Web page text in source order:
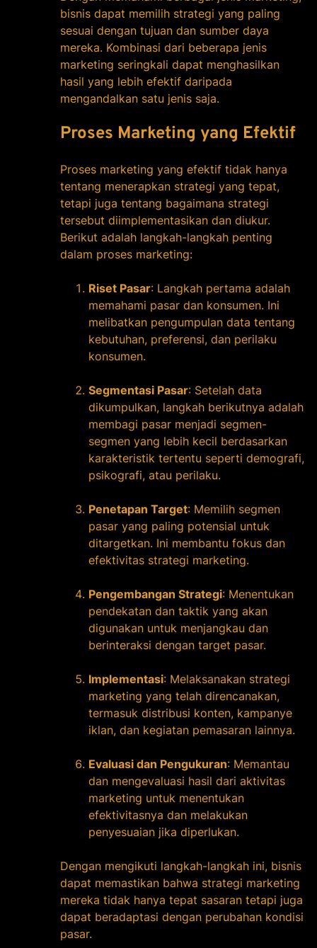
bisnis dapat memilih strategi yang paling
sesuai dengan tujuan dan sumber daya
mereka. Kombinasi dari beberapa jenis
marketing seringkali dapat menghasilkan
hasil yang lebih efektif daripada
mengandalkan satu jenis saja.
Proses Marketing yang Efektif
Proses marketing yang efektif tidak hanya
tentang menerapkan strategi yang tepat,
tetapi juga tentang bagaimana strategi
tersebut diimplementasikan dan diukur.
Berikut adalah langkah-langkah penting
dalam proses marketing:
Riset Pasar: Langkah pertama adalah
memahami pasar dan konsumen. Ini
melibatkan pengumpulan data tentang
kebutuhan, preferensi, dan perilaku
konsumen.
Segmentasi Pasar: Setelah data
dikumpulkan, langkah berikutnya adalah
membagi pasar menjadi segmen-
segmen yang lebih kecil berdasarkan
karakteristik tertentu seperti demografi,
psikografi, atau perilaku.
Penetapan Target: Memilih segmen
pasar yang paling potensial untuk
ditargetkan. Ini membantu fokus dan
efektivitas strategi marketing.
Pengembangan Strategi: Menentukan
pendekatan dan taktik yang akan
digunakan untuk menjangkau dan
berinteraksi dengan target pasar.
Implementasi: Melaksanakan strategi
marketing yang telah direncanakan,
termasuk distribusi konten, kampanye
iklan, dan kegiatan pemasaran lainnya.
Evaluasi dan Pengukuran: Memantau
dan mengevaluasi hasil dari aktivitas
marketing untuk menentukan
efektivitasnya dan melakukan
penyesuaian jika diperlukan.
Dengan mengikuti langkah-langkah ini, bisnis
dapat memastikan bahwa strategi marketing
mereka tidak hanya tepat sasaran tetapi juga
dapat beradaptasi dengan perubahan kondisi
pasar.